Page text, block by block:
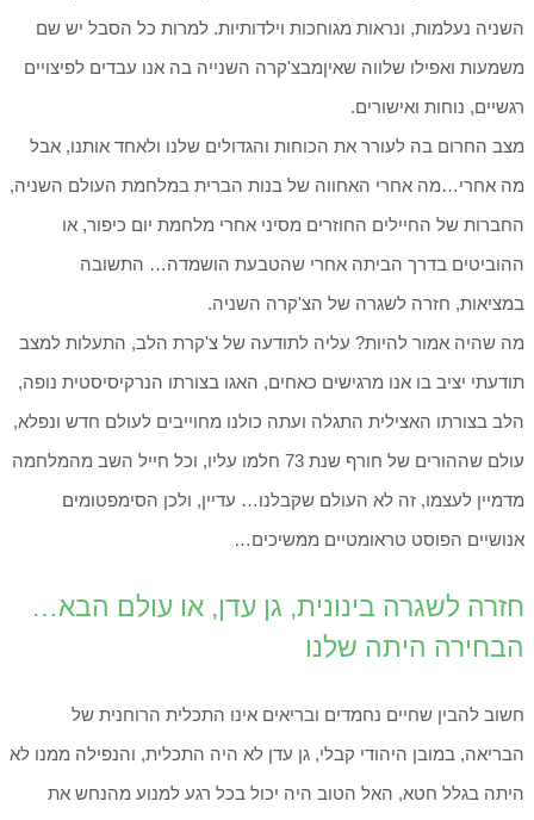
השניה נעלמות, ונראות מגוחכות וילדותיות. למרות כל הסבל יש שם
משמעות ואפילו שלווה שאיןמבצ'קרה השנייה בה אנו עבדים לפיצויים
רגשיים, נוחות ואישורים.
מצב החרום בה לעורר את הכוחות והגדולים שלנו ולאחד אותנו, אבל
מה אחרי…מה אחרי האחווה של בנות הברית במלחמת העולם השניה,
החברות של החיילים החוזרים מסיני אחרי מלחמת יום כיפור, או
ההוביטים בדרך הביתה אחרי שהטבעת הושמדה… התשובה
במציאות, חזרה לשגרה של הצ'קרה השניה.
מה שהיה אמור להיות? עליה לתודעה של צ'קרת הלב, התעלות למצב
תודעתי יציב בו אנו מרגישים כאחים, האגו בצורתו הנרקיסיסטית נופה,
הלב בצורתו האצילית התגלה ועתה כולנו מחוייבים לעולם חדש ונפלא,
עולם שההורים של חורף שנת 73 חלמו עליו, וכל חייל השב מהמלחמה
מדמיין לעצמו, זה לא העולם שקבלנו… עדיין, ולכן הסימפטומים
אנושיים הפוסט טראומטיים ממשיכים…
חזרה לשגרה בינונית, גן עדן, או עולם הבא…
הבחירה היתה שלנו
חשוב להבין שחיים נחמדים ובריאים אינו התכלית הרוחנית של
הבריאה, במובן היהודי קבלי, גן עדן לא היה התכלית, והנפילה ממנו לא
היתה בגלל חטא, האל הטוב היה יכול בכל רגע למנוע מהנחש את